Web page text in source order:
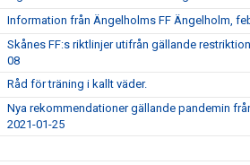
Information från Ängelholms FF Ängelholm,
Skånes FF:s riktlinjer utifrån gällande
08
Råd för träning i kallt väder.
Nya rekommendationer gällande pandemin
2021-01-25